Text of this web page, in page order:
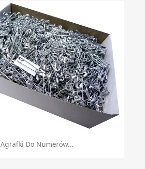
Agrafki Do Numerów...